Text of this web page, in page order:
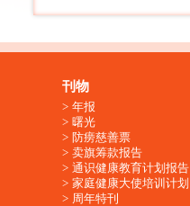
刊物
年报
曙光
防痨慈善票
卖旗筹款报告
通识健康教育计划报告
家庭健康大使培训计划
周年特刊